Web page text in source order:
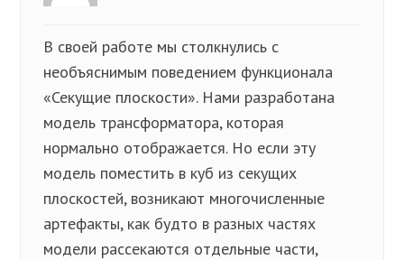
В своей работе мы столкнулись с
необъяснимым поведением функционала
«Секущие плоскости». Нами разработана
модель трансформатора, которая
нормально отображается. Но если эту
модель поместить в куб из секущих
плоскостей, возникают многочисленные
артефакты, как будто в разных частях
модели рассекаются отдельные части,